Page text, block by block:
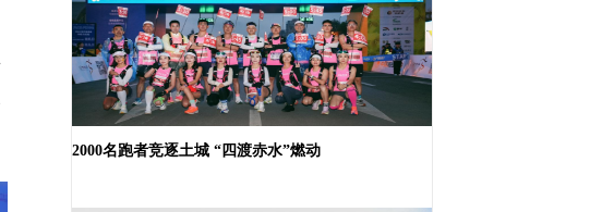
2000名跑者竞逐土城 “四渡赤水”燃动